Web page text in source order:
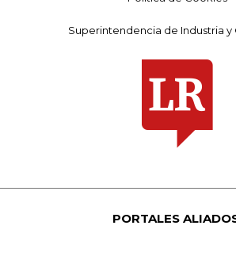
Superintendencia de Industria y
PORTALES